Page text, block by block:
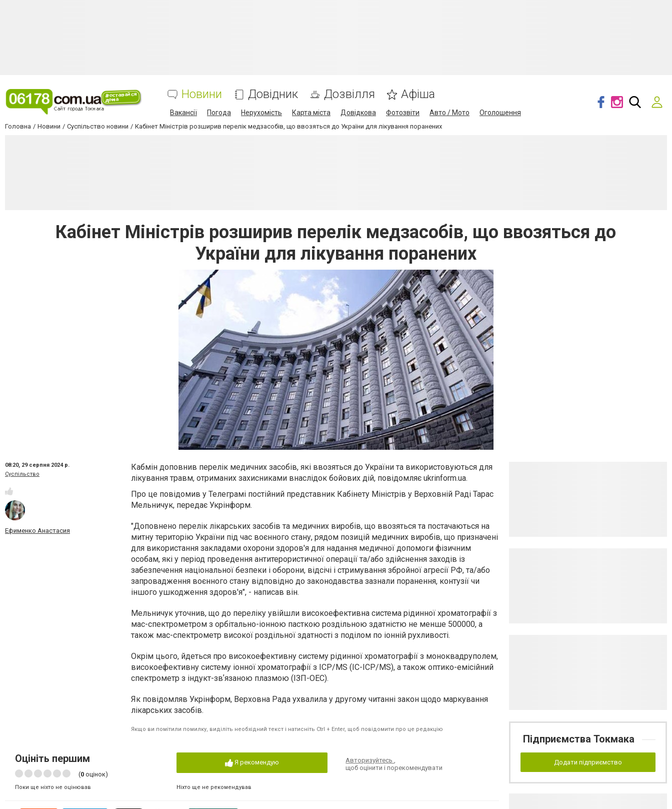
Новини Довідник Дозвілля Афіша
Вакансії Погода Нерухомість Карта міста Довідкова Фотозвіти Авто / Мото Оголошення
Головна Новини Суспільство новини Кабінет Міністрів розширив перелік медзасобів, що ввозяться до України для лікування поранених
Кабінет Міністрів розширив перелік медзасобів, що ввозяться до
України для лікування поранених
08:20, 29 серпня 2024 р.
Суспільство
Ефименко Анастасия
Кабмін доповнив перелік медичних засобів, які ввозяться до України та використовуються для
лікування травм, отриманих захисниками внаслідок бойових дій, повідомляє ukrinform.ua.
Про це повідомив у Телеграмі постійний представник Кабінету Міністрів у Верховній Раді Тарас
Мельничук, передає Укрінформ.
"Доповнено перелік лікарських засобів та медичних виробів, що ввозяться та постачаються на
митну територію України під час воєнного стану, рядом позицій медичних виробів, що призначені
для використання закладами охорони здоров'я для надання медичної допомоги фізичним
особам, які у період проведення антитерористичної операції та/або здійснення заходів із
забезпечення національної безпеки і оборони, відсічі і стримування збройної агресії РФ, та/або
запровадження воєнного стану відповідно до законодавства зазнали поранення, контузії чи
іншого ушкодження здоров'я", - написав він.
Мельничук уточнив, що до переліку увійшли високоефективна система рідинної хроматографії з
мас-спектрометром з орбітально-іонною пасткою роздільною здатністю не менше 500000, а
також мас-спектрометр високої роздільної здатності з поділом по іонній рухливості.
Окрім цього, йдеться про високоефективну систему рідинної хроматографії з моноквадруполем,
високоефективну систему іонної хроматографії з ICP/MS (IC-ICP/MS), а також оптико-емісійний
спектрометр з індукт-звʼязаною плазмою (ІЗП-ОЕС).
Як повідомляв Укрінформ, Верховна Рада ухвалила у другому читанні закон щодо маркування
лікарських засобів.
Якщо ви помітили помилку, виділіть необхідний текст і натисніть Ctrl + Enter, щоб повідомити про це редакцію
Оцініть першим
(0 оцінок)
Поки ще ніхто не оцінював
Я рекомендую
Ніхто ще не рекомендував
Авторизуйтесь,
щоб оцінити і порекомендувати
Підприємства Токмака
Додати підприємство